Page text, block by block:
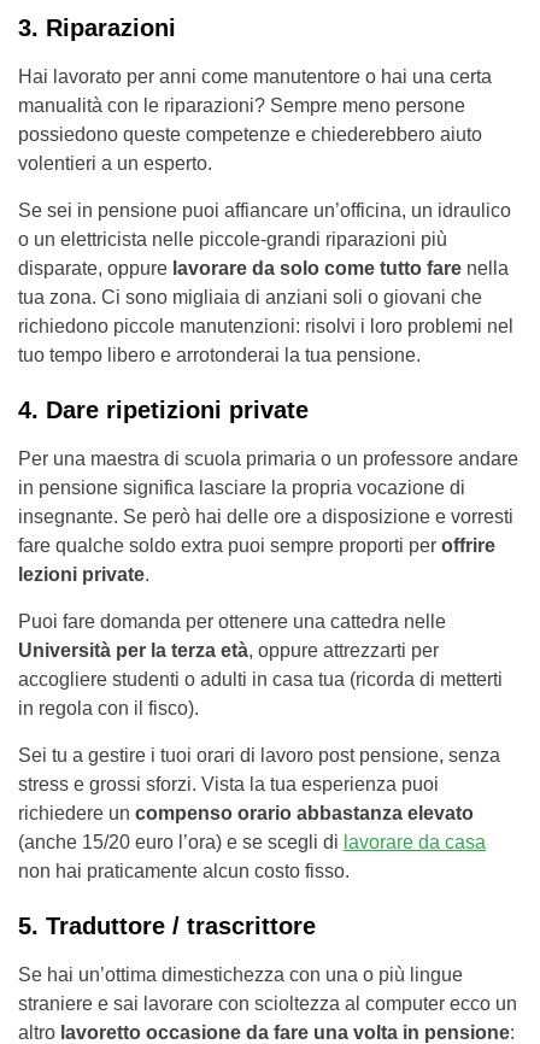
3. Riparazioni
Hai lavorato per anni come manutentore o hai una certa
manualità con le riparazioni? Sempre meno persone
possiedono queste competenze e chiederebbero aiuto
volentieri a un esperto.
Se sei in pensione puoi affiancare un’officina, un idraulico
o un elettricista nelle piccole-grandi riparazioni più
disparate, oppure lavorare da solo come tutto fare nella
tua zona. Ci sono migliaia di anziani soli o giovani che
richiedono piccole manutenzioni: risolvi i loro problemi nel
tuo tempo libero e arrotonderai la tua pensione.
4. Dare ripetizioni private
Per una maestra di scuola primaria o un professore andare
in pensione significa lasciare la propria vocazione di
insegnante. Se però hai delle ore a disposizione e vorresti
fare qualche soldo extra puoi sempre proporti per offrire
lezioni private.
Puoi fare domanda per ottenere una cattedra nelle
Università per la terza età, oppure attrezzarti per
accogliere studenti o adulti in casa tua (ricorda di metterti
in regola con il fisco).
Sei tu a gestire i tuoi orari di lavoro post pensione, senza
stress e grossi sforzi. Vista la tua esperienza puoi
richiedere un compenso orario abbastanza elevato
(anche 15/20 euro l’ora) e se scegli di lavorare da casa
non hai praticamente alcun costo fisso.
5. Traduttore / trascrittore
Se hai un’ottima dimestichezza con una o più lingue
straniere e sai lavorare con scioltezza al computer ecco un
altro lavoretto occasione da fare una volta in pensione: